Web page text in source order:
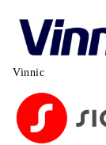
Vinnic